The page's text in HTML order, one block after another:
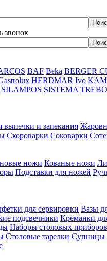
звонок
BAF Beka BERGER
HERDMAR Ivo
SILAMPOS SISTEMA
выпечки и запекания
Скороварки Соковарки
ножи Кованые ножи
Подставки для ножей
для сервировки Вазы
подсвечники Креманки
Наборы столовых приборов
Столовые тарелки Супницы